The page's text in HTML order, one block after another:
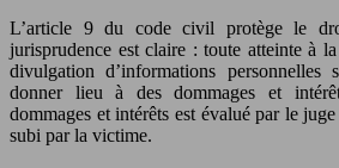
L’article 9 du code civil protège le
jurisprudence est claire : toute atteinte à
divulgation d’informations personnelles
donner lieu à des dommages et
dommages et intérêts est évalué par le
subi par la victime.